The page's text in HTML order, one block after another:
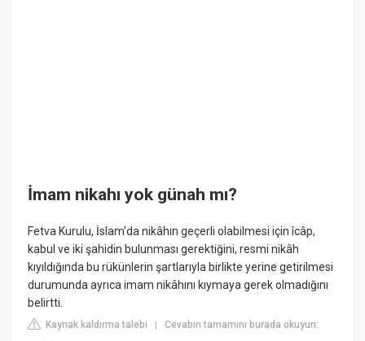
İmam nikahı yok günah mı?
Fetva Kurulu, İslam'da nikâhın geçerli olabilmesi için îcâp,
kabul ve iki şahidin bulunması gerektiğini, resmi nikâh
kıyıldığında bu rükünlerin şartlarıyla birlikte yerine getirilmesi
durumunda ayrıca imam nikâhını kıymaya gerek olmadığını
belirtti.
Kaynak kaldırma talebi |Cevabın tamamını burada okuyun: